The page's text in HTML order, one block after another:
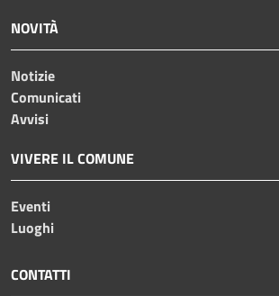
NOVITÀ
Notizie
Comunicati
Avvisi
VIVERE IL COMUNE
Eventi
Luoghi
CONTATTI